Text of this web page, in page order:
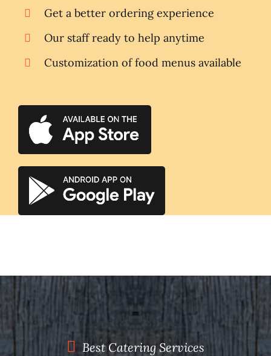
Get a better ordering experience
Our staff ready to help anytime
Customization of food menus available
Best Catering Services